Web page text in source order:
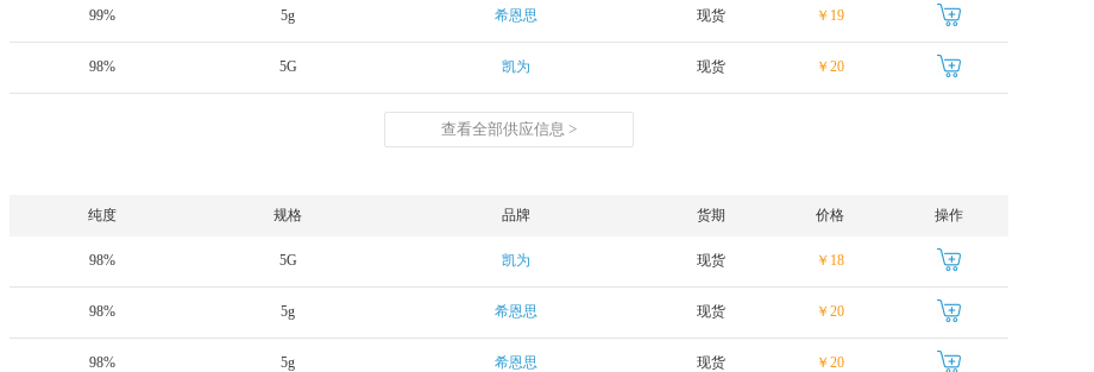
99% 5g 希恩思 现货 ￥19
98% 5G 凯为 现货 ￥20
查看全部供应信息 >
纯度 规格 品牌 货期 价格 操作
98% 5G 凯为 现货 ￥18
98% 5g 希恩思 现货 ￥20
98% 5g 希恩思 现货 ￥20